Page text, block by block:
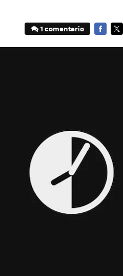
1 comentario